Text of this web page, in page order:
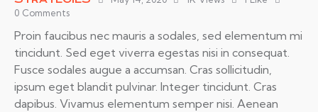
0 Comments
Proin faucibus nec mauris a sodales, sed elementum mi
tincidunt. Sed eget viverra egestas nisi in consequat.
Fusce sodales augue a accumsan. Cras sollicitudin,
ipsum eget blandit pulvinar. Integer tincidunt. Cras
dapibus. Vivamus elementum semper nisi. Aenean